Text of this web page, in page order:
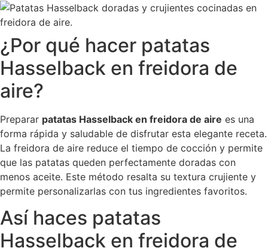
¿Por qué hacer patatas
Hasselback en freidora de
aire?
Preparar patatas Hasselback en freidora de aire es una
forma rápida y saludable de disfrutar esta elegante receta.
La freidora de aire reduce el tiempo de cocción y permite
que las patatas queden perfectamente doradas con
menos aceite. Este método resalta su textura crujiente y
permite personalizarlas con tus ingredientes favoritos.
Así haces patatas
Hasselback en freidora de